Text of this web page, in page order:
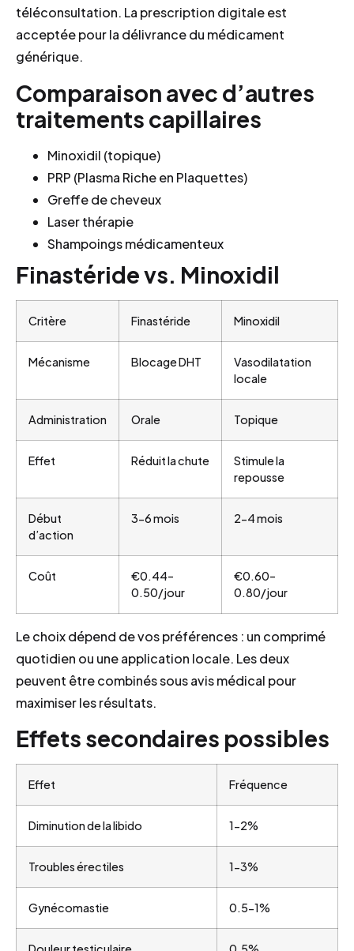
téléconsultation. La prescription digitale est
acceptée pour la délivrance du médicament
générique.
Comparaison avec d’autres
traitements capillaires
Minoxidil (topique)
PRP (Plasma Riche en Plaquettes)
Greffe de cheveux
Laser thérapie
Shampoings médicamenteux
Finastéride vs. Minoxidil
Critère Finastéride Minoxidil
Mécanisme Blocage DHT
Vasodilatation
locale
Administration Orale Topique
Effet Réduit la chute
Stimule la
repousse
Début
d’action
3-6 mois 2-4 mois
Coût
€0.44–
0.50/jour
€0.60–
0.80/jour
Le choix dépend de vos préférences : un comprimé
quotidien ou une application locale. Les deux
peuvent être combinés sous avis médical pour
maximiser les résultats.
Effets secondaires possibles
Effet Fréquence
Diminution de la libido 1-2%
Troubles érectiles 1-3%
Gynécomastie 0.5-1%